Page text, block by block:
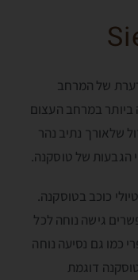
של המרחב
ביותר במרחב העצום
שלאורך נתיב נהר
הגבעות של טוסקנה.
כוכב בטוסקנה.
גישה נוחה לכל
כמו גם נסיעה נוחה
דוגמת